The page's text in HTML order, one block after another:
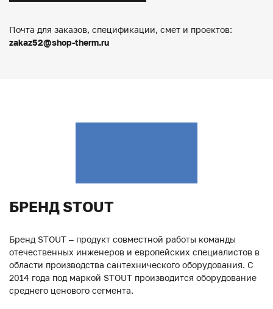
Почта для заказов, спецификации, смет и проектов:
zakaz52@shop-therm.ru
БРЕНД STOUT
Бренд STOUT – продукт совместной работы команды
отечественных инженеров и европейских специалистов в
области производства сантехнического оборудования. С
2014 года под маркой STOUT производится оборудование
среднего ценового сегмента.